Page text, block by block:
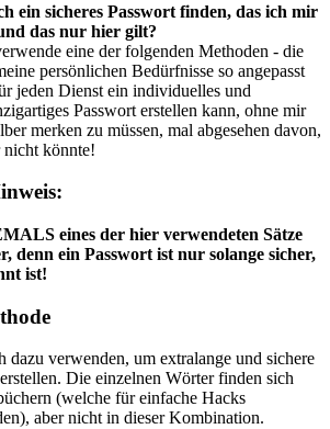
ein sicheres Passwort finden, das ich mir
das nur hier gilt?
eine der folgenden Methoden - die
persönlichen Bedürfnisse so angepasst
jeden Dienst ein individuelles und
Passwort erstellen kann, ohne mir
merken zu müssen, mal abgesehen davon,
nicht könnte!
eines der hier verwendeten Sätze
denn ein Passwort ist nur solange sicher,
ist!
dazu verwenden, um extralange und sichere
Die einzelnen Wörter finden sich
(welche für einfache Hacks
aber nicht in dieser Kombination.